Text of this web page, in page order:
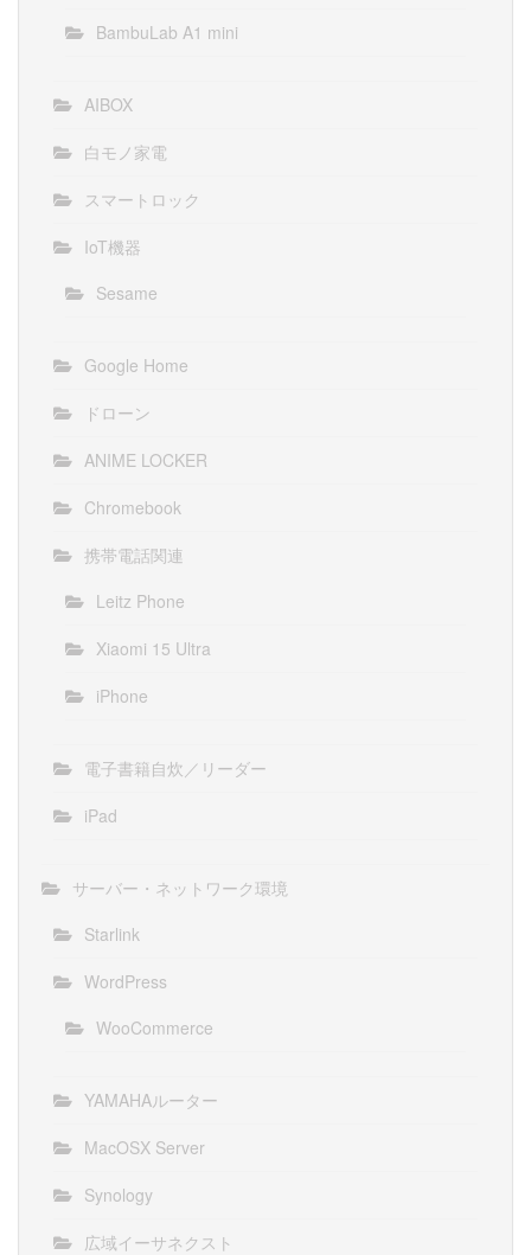
BambuLab A1 mini
AIBOX
白モノ家電
スマートロック
IoT機器
Sesame
Google Home
ドローン
ANIME LOCKER
Chromebook
携帯電話関連
Leitz Phone
Xiaomi 15 Ultra
iPhone
電子書籍自炊／リーダー
iPad
サーバー・ネットワーク環境
Starlink
WordPress
WooCommerce
YAMAHAルーター
MacOSX Server
Synology
広域イーサネクスト